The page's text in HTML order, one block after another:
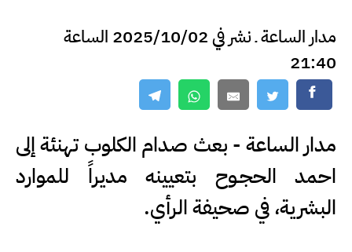
مدار الساعة ـ نشر في 2025/10/02 الساعة
21:40
مدار الساعة - بعث صدام الكلوب تهنئة إلى
احمد الحجـوح بتعيينه مديراً للموارد
البشرية، في صحيفة الرأي.